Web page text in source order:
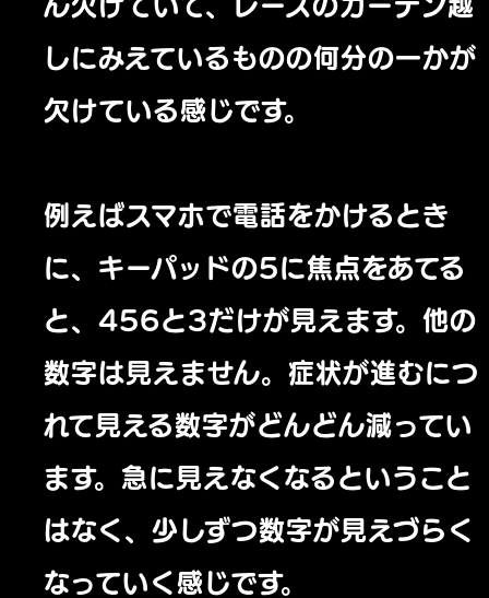
しにみえているものの何分の一かが
欠けている感じです。
例えばスマホで電話をかけるとき
に、キーパッドの5に焦点をあてる
と、456と3だけが見えます。他の
数字は見えません。症状が進むにつ
れて見える数字がどんどん減ってい
ます。急に見えなくなるということ
はなく、少しずつ数字が見えづらく
なっていく感じです。